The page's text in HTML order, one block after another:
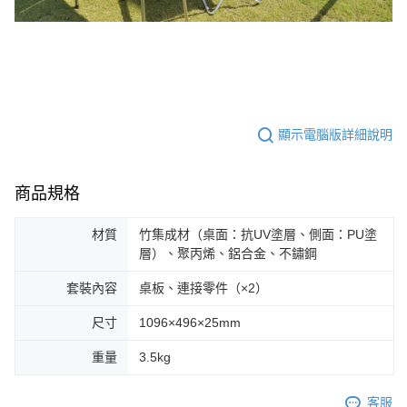
顯示電腦版詳細說明
商品規格
材質
竹集成材（桌面：抗UV塗層、側面：PU塗
層）、聚丙烯、鋁合金、不鏽鋼
套裝內容 桌板、連接零件（×2）
尺寸 1096×496×25mm
重量 3.5kg
客服